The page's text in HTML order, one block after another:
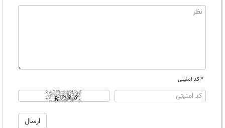
* کد امنیتی